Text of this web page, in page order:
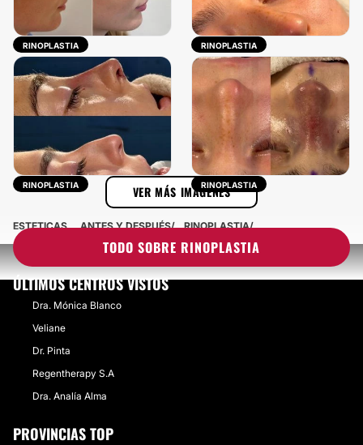
RINOPLASTIA RINOPLASTIA
RINOPLASTIA RINOPLASTIA
VER MÁS IMÁGENES
TODO SOBRE RINOPLASTIA
ESTETICAS ANTES Y DESPUÉS RINOPLASTIA
ÚLTIMOS CENTROS VISTOS
Dra. Mónica Blanco
Veliane
Dr. Pinta
Regentherapy S.A
Dra. Analía Alma
PROVINCIAS TOP